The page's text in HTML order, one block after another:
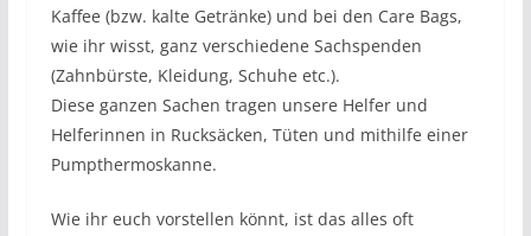
Kaffee (bzw. kalte Getränke) und bei den Care Bags,
wie ihr wisst, ganz verschiedene Sachspenden
(Zahnbürste, Kleidung, Schuhe etc.).
Diese ganzen Sachen tragen unsere Helfer und
Helferinnen in Rucksäcken, Tüten und mithilfe einer
Pumpthermoskanne.
Wie ihr euch vorstellen könnt, ist das alles oft